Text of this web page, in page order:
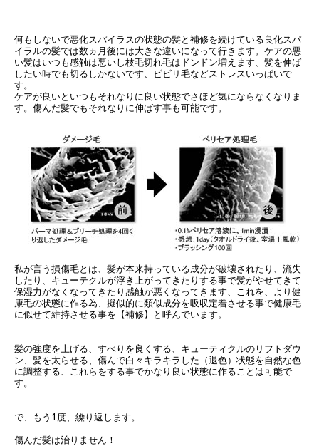
何もしないで悪化スパイラスの状態の髪と補修を続けている良化スパ
イラルの髪では数ヵ月後には大きな違いになって行きます。 ケアの悪
い髪はいつも感触は悪いし枝毛切れ毛はドンドン増えます、髪を伸ば
したい時でも切るしかないです、ビビリ毛などストレスいっぱいで
す。
ケアが良いといつもそれなりに良い状態でさほど気にならなくなりま
す。傷んだ髪でもそれなりに伸ばす事も可能です。
私が言う損傷毛とは、髪が本来持っている成分が破壊されたり、流失
したり、キューテクルが浮き上がってきたりする事で髪がやせてきて
保湿力がなくなってきたり感触が悪くなってきます、
これを、より健
康毛の状態に作る為、擬似的に類似成分を吸収定着させる事で健康毛
に似せて維持させる事を【補修】と呼んでいます。
髪の強度を上げる、すべりを良くする、キューティクルのリフトダウ
ン、髪を太らせる、傷んで白々キラキラした（退色）状態を自然な色
に調整する、
これらをする事でかなり良い状態に作ることは可能で
す。
で、もう1度、繰り返します。
傷んだ髪は治りません！